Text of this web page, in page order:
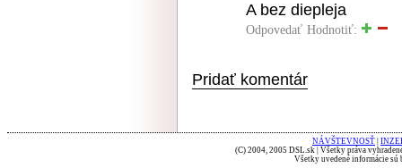
A bez diepleja
Odpovedať Hodnotiť:
Pridať komentár
NÁVŠTEVNOSŤ
(C) 2004, 2005 DSL.sk | Všetky práva
Všetky uvedené informácie sú